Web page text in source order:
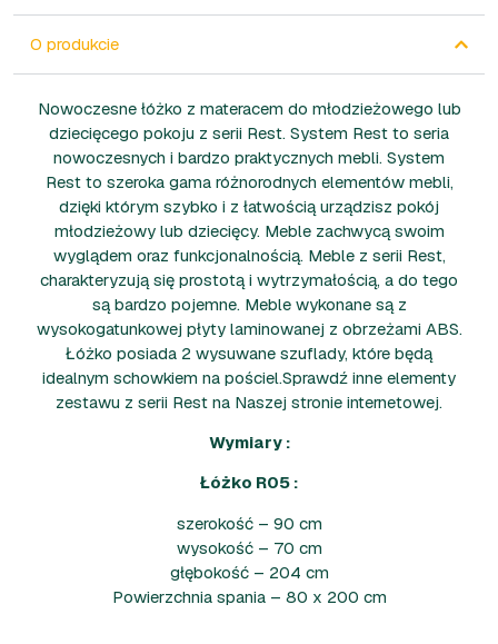
O produkcie
Nowoczesne łóżko z materacem do młodzieżowego lub
dziecięcego pokoju z serii Rest. System Rest to seria
nowoczesnych i bardzo praktycznych mebli. System
Rest to szeroka gama różnorodnych elementów mebli,
dzięki którym szybko i z łatwością urządzisz pokój
młodzieżowy lub dziecięcy. Meble zachwycą swoim
wyglądem oraz funkcjonalnością. Meble z serii Rest,
charakteryzują się prostotą i wytrzymałością, a do tego
są bardzo pojemne. Meble wykonane są z
wysokogatunkowej płyty laminowanej z obrzeżami ABS.
Łóżko posiada 2 wysuwane szuflady, które będą
idealnym schowkiem na pościel.Sprawdź inne elementy
zestawu z serii Rest na Naszej stronie internetowej.
Wymiary :
Łóżko R05 :
szerokość – 90 cm
wysokość – 70 cm
głębokość – 204 cm
Powierzchnia spania – 80 x 200 cm